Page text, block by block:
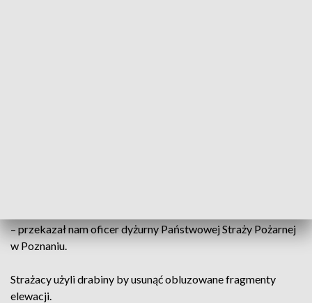
– przekazał nam oficer dyżurny Państwowej Straży Pożarnej
w Poznaniu.
Strażacy użyli drabiny by usunąć obluzowane fragmenty
elewacji.